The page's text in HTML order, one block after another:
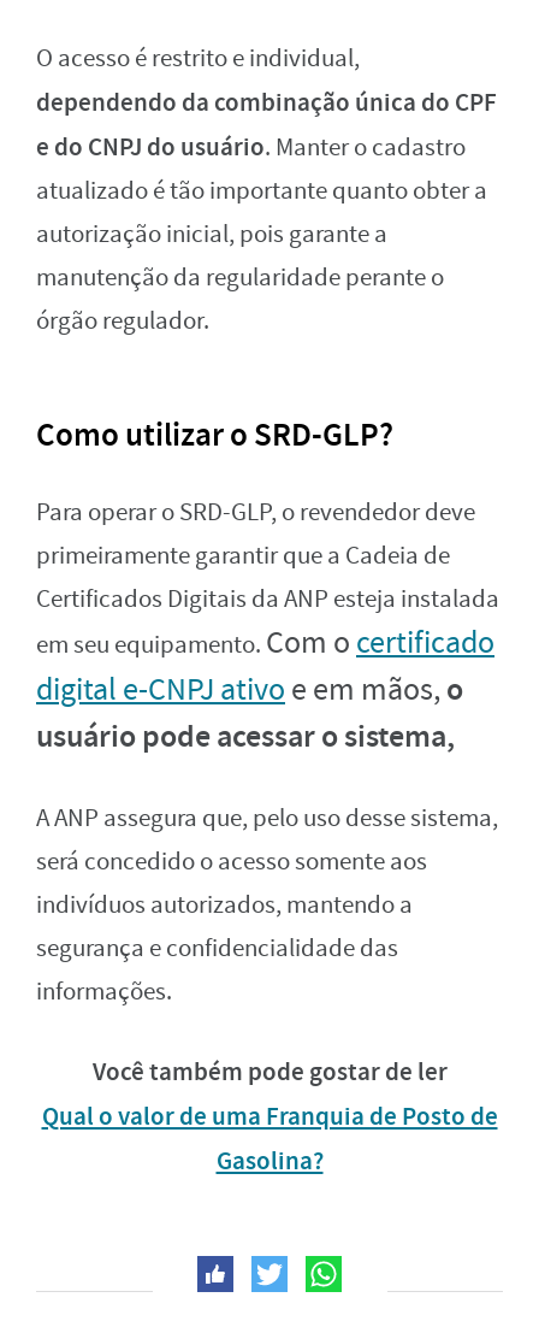
O acesso é restrito e individual,
dependendo da combinação única do CPF
e do CNPJ do usuário. Manter o cadastro
atualizado é tão importante quanto obter a
autorização inicial, pois garante a
manutenção da regularidade perante o
órgão regulador.
Como utilizar o SRD-GLP?
Para operar o SRD-GLP, o revendedor deve
primeiramente garantir que a Cadeia de
Certificados Digitais da ANP esteja instalada
em seu equipamento. Com o certificado
digital e-CNPJ ativo e em mãos, o
usuário pode acessar o sistema,
A ANP assegura que, pelo uso desse sistema,
será concedido o acesso somente aos
indivíduos autorizados, mantendo a
segurança e confidencialidade das
informações.
Você também pode gostar de ler
Qual o valor de uma Franquia de Posto de
Gasolina?